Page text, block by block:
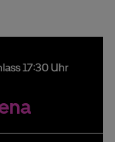
17:30 Uhr